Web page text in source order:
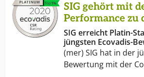
SIG gehört mit
Performance zu
SIG erreicht Platin-
jüngsten Ecovadis-
(mer) SIG hat in der
Bewertung mit der